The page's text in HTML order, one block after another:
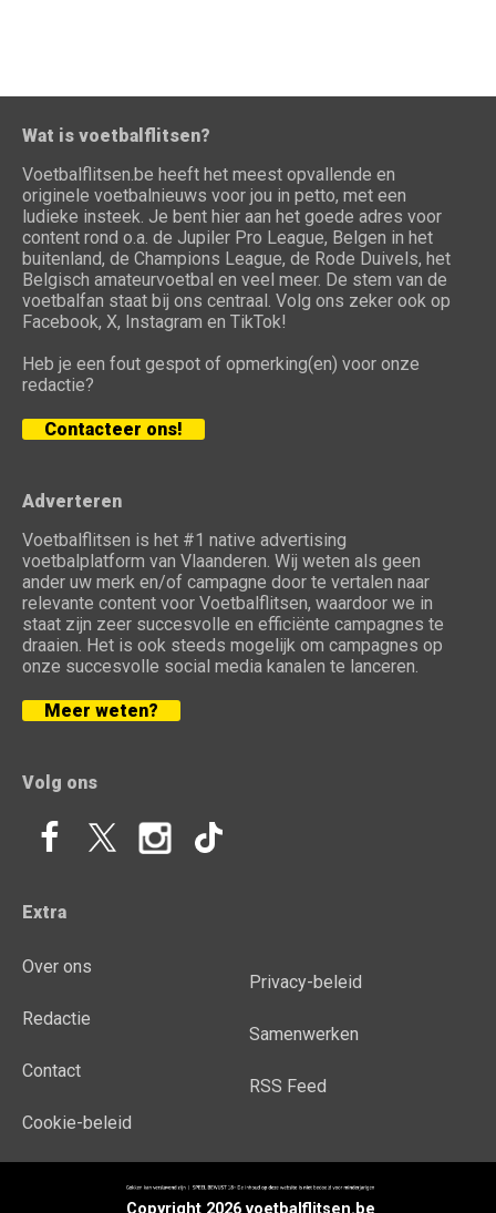
Wat is voetbalflitsen?
Voetbalflitsen.be heeft het meest opvallende en
originele voetbalnieuws voor jou in petto, met een
ludieke insteek. Je bent hier aan het goede adres voor
content rond o.a. de Jupiler Pro League, Belgen in het
buitenland, de Champions League, de Rode Duivels, het
Belgisch amateurvoetbal en veel meer. De stem van de
voetbalfan staat bij ons centraal. Volg ons zeker ook op
Facebook, X, Instagram en TikTok!
Heb je een fout gespot of opmerking(en) voor onze
redactie?
Contacteer ons!
Adverteren
Voetbalflitsen is het #1 native advertising
voetbalplatform van Vlaanderen. Wij weten als geen
ander uw merk en/of campagne door te vertalen naar
relevante content voor Voetbalflitsen, waardoor we in
staat zijn zeer succesvolle en efficiënte campagnes te
draaien. Het is ook steeds mogelijk om campagnes op
onze succesvolle social media kanalen te lanceren.
Meer weten?
Volg ons
Extra
Over ons
Redactie
Contact
Cookie-beleid
Privacy-beleid
Samenwerken
RSS Feed
Copyright 2026 voetbalflitsen.be